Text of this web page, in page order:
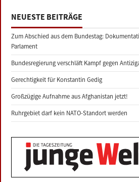
NEUESTE BEITRÄGE
Zum Abschied aus dem Bundestag:
Parlament
Bundesregierung verschläft Kampf gegen
Gerechtigkeit für Konstantin Gedig
Großzügige Aufnahme aus Afghanistan jetzt!
Ruhrgebiet darf kein NATO-Standort werden